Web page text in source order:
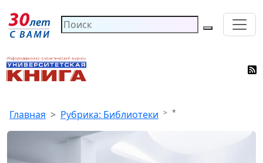
Главная Рубрика: Библиотеки *